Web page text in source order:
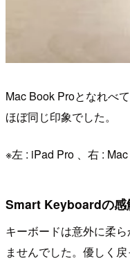
Mac Book Proとなれべ
ほぼ同じ印象でした。
※左 : iPad Pro 、右 :
Smart Keyboardの感
キーボードは意外に柔
ませんでした。優しく